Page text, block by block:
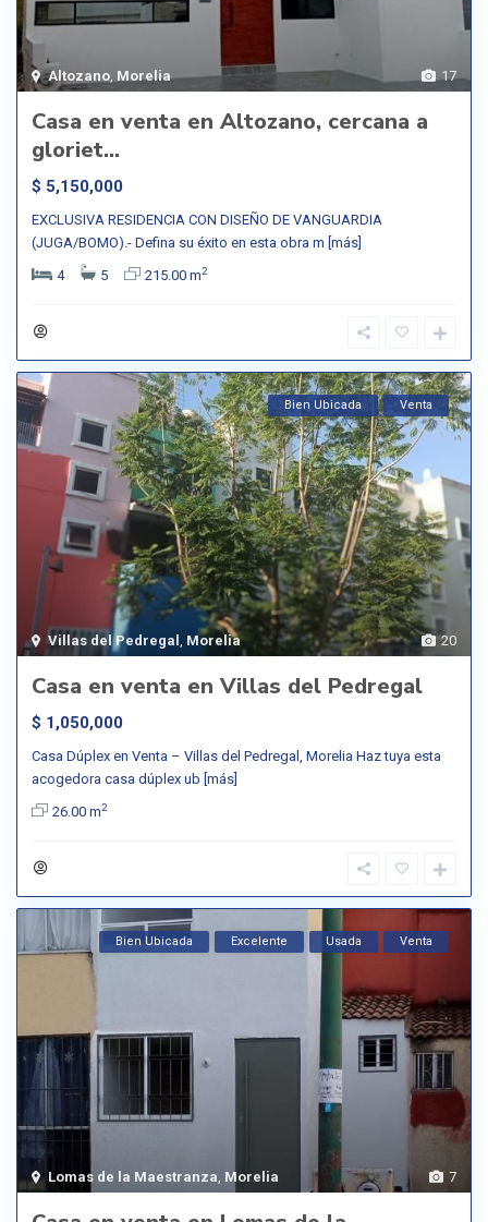
17
Altozano Morelia
Casa en venta en Altozano, cercana a
gloriet...
$ 5,150,000
EXCLUSIVA RESIDENCIA CON DISEÑO DE VANGUARDIA
(JUGA/BOMO).- Defina su éxito en esta obra m [más]
4
5 215.00 m2
20
Villas del Pedregal Morelia
Bien Ubicada Venta
Casa en venta en Villas del Pedregal
$ 1,050,000
Casa Dúplex en Venta – Villas del Pedregal, Morelia Haz tuya esta
acogedora casa dúplex ub [más]
26.00 m2
7
Lomas de la Maestranza Morelia
Bien Ubicada Excelente Usada Venta